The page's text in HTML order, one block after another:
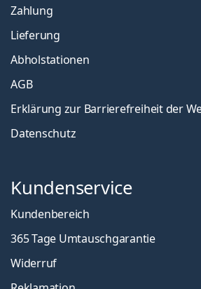
Zahlung
Lieferung
Abholstationen
AGB
Erklärung zur Barrierefreiheit der
Datenschutz
Kundenservice
Kundenbereich
365 Tage Umtauschgarantie
Widerruf